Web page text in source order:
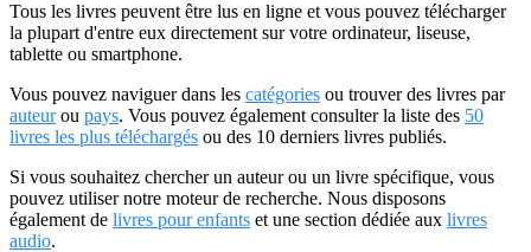
Tous les livres peuvent être lus en ligne et vous pouvez télécharger
la plupart d'entre eux directement sur votre ordinateur, liseuse,
tablette ou smartphone.
Vous pouvez naviguer dans les catégories ou trouver des livres par
auteurou pays. Vous pouvez également consulter la liste des 50
livres les plus téléchargés ou des 10 derniers livres publiés.
Si vous souhaitez chercher un auteur ou un livre spécifique, vous
pouvez utiliser notre moteur de recherche. Nous disposons
également de livres pour enfants et une section dédiée aux livres
audio.